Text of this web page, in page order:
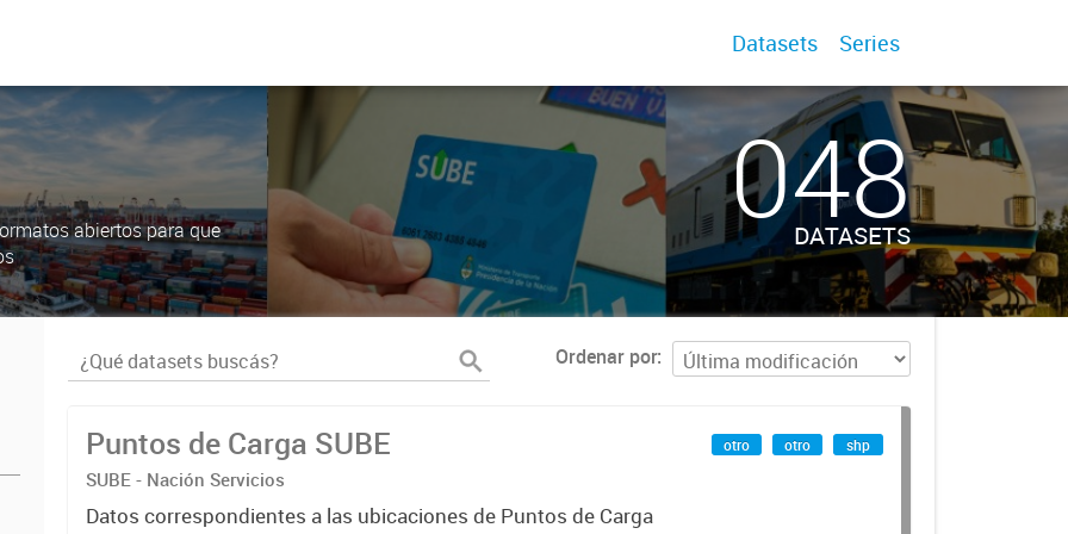
Datasets Series
abiertos para que
048
DATASETS
Ordenar por
Puntos de Carga SUBE
SUBE - Nación Servicios
Datos correspondientes a las ubicaciones de Puntos de Carga
otro otro shp